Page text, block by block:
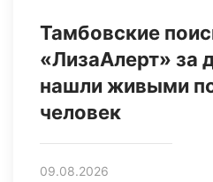
Тамбовские
«ЛизаАлерт» за
нашли живыми
человек
09.08.2026